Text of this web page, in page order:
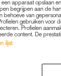
andere
apparaat opslaan
begrijpen aan de
behoeve van
gebruiken voor
Profielen
content. De
lijst